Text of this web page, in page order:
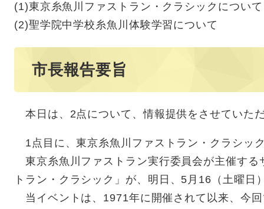
(1)東京糸魚川ファストラン・クラシックについて
(2)聖学院中学校糸魚川体験学習について
市長報告要旨
本日は、2点について、情報提供をさせていた
1点目に、東京糸魚川ファストラン・クラシッ
東京糸魚川ファストラン実行委員会が主催する
トラン・クラシック」が、明日、5月16（土曜日
当イベントは、1971年に開催されて以来、今